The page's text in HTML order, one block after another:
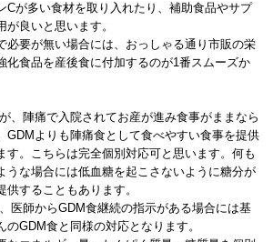
Cが多い食材を取り入れたり、補助食品やサプ
が良いと思います。
必要が無い場合には、おっしゃる通り市販の栄
化食品を産後食に付加するのが1番スムーズか
、陣痛で入院されてお産が進み食事がままなら
GDMよりも陣痛食として食べやすい食事を提供
す。こちらは完全個別対応可と思います。何も
うな場合には低血糖を起こさないように糖分が
供することもあります。
医師からGDM食継続の指示がある場合には基
のGDM食と同様の対応となります。